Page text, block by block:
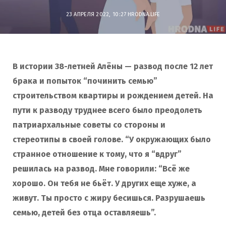
23 АПРЕЛЯ 2022, 10:27 HRODNA.LIFE
В истории 38-летней Алёны — развод после 12 лет
брака и попыток “починить семью”
строительством квартиры и рождением детей. На
пути к разводу труднее всего было преодолеть
патриархальные советы со стороны и
стереотипы в своей голове. “У окружающих было
странное отношение к тому, что я “вдруг”
решилась на развод. Мне говорили: “Всё же
хорошо. Он тебя не бьёт. У других еще хуже, а
живут. Ты просто с жиру бесишься. Разрушаешь
семью, детей без отца оставляешь”.